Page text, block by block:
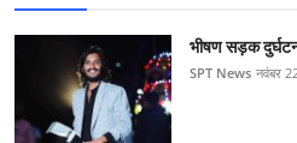
भीषण सड़क
SPT News नवंबर